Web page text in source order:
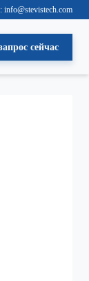
info@stevistech.com
сейчас